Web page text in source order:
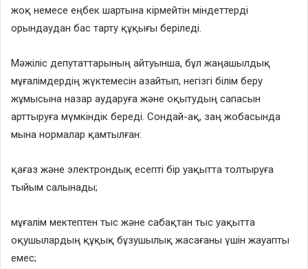
жоқ немесе еңбек шартына кірмейтін міндеттерді
орындаудан бас тарту құқығы беріледі.
Мәжіліс депутаттарының айтуынша, бұл жаңашылдық
мұғалімдердің жүктемесін азайтып, негізгі білім беру
жұмысына назар аударуға және оқытудың сапасын
арттыруға мүмкіндік береді. Сондай-ақ, заң жобасында
мына нормалар қамтылған:
қағаз және электрондық есепті бір уақытта толтыруға
тыйым салынады;
мұғалім мектептен тыс және сабақтан тыс уақытта
оқушылардың құқық бұзушылық жасағаны үшін жауапты
емес;